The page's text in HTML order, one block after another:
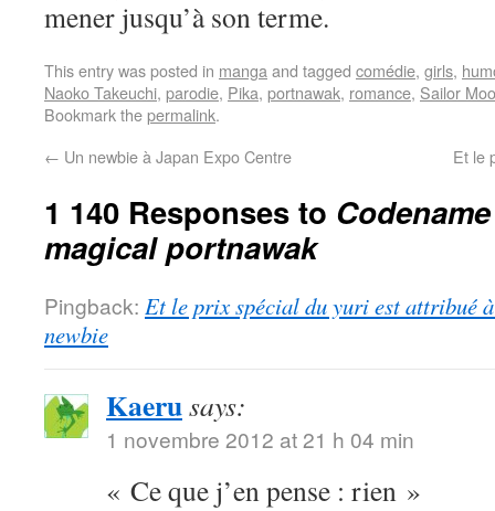
mener jusqu’à son terme.
This entry was posted in mangaand tagged comédie, girls,
Naoko Takeuchi, parodie, Pika, portnawak, romance, Sailor
Bookmark thepermalink.
← Un newbie à Japan Expo Centre Et le
1 140 Responses to
magical portnawak
Pingback: Et le prix spécial du yuri est attribué
newbie
Kaerusays:
1 novembre 2012 at 21 h 04 min
« Ce que j’en pense : rien »